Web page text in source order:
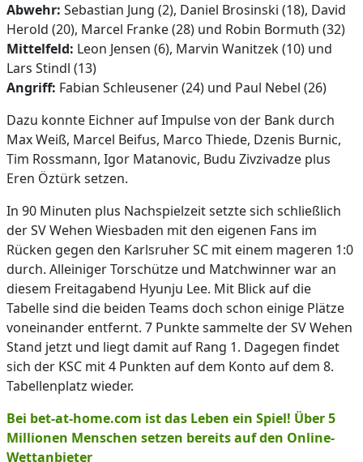
Abwehr: Sebastian Jung (2), Daniel Brosinski (18), David
Herold (20), Marcel Franke (28) und Robin Bormuth (32)
Mittelfeld: Leon Jensen (6), Marvin Wanitzek (10) und
Lars Stindl (13)
Angriff: Fabian Schleusener (24) und Paul Nebel (26)
Dazu konnte Eichner auf Impulse von der Bank durch
Max Weiß, Marcel Beifus, Marco Thiede, Dzenis Burnic,
Tim Rossmann, Igor Matanovic, Budu Zivzivadze plus
Eren Öztürk setzen.
In 90 Minuten plus Nachspielzeit setzte sich schließlich
der SV Wehen Wiesbaden mit den eigenen Fans im
Rücken gegen den Karlsruher SC mit einem mageren 1:0
durch. Alleiniger Torschütze und Matchwinner war an
diesem Freitagabend Hyunju Lee. Mit Blick auf die
Tabelle sind die beiden Teams doch schon einige Plätze
voneinander entfernt. 7 Punkte sammelte der SV Wehen
Stand jetzt und liegt damit auf Rang 1. Dagegen findet
sich der KSC mit 4 Punkten auf dem Konto auf dem 8.
Tabellenplatz wieder.
Bei bet-at-home.com ist das Leben ein Spiel! Über 5
Millionen Menschen setzen bereits auf den Online-
Wettanbieter